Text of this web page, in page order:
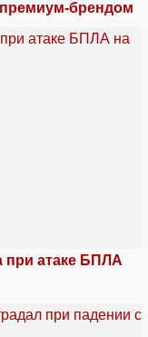
брендом
при атаке БПЛА